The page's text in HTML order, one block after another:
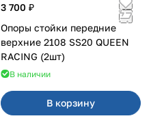
3 700 ₽
Опоры стойки передние
верхние 2108 SS20 QUEEN
RACING (2шт)
В наличии
В корзину